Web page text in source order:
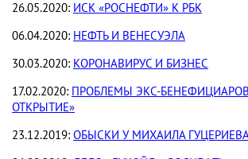
26.05.2020: ИСК «РОСНЕФТИ» К РБК
06.04.2020: НЕФТЬ И ВЕНЕСУЭЛА
30.03.2020: КОРОНАВИРУС И БИЗНЕС
17.02.2020: ПРОБЛЕМЫ ЭКС-
ОТКРЫТИЕ»
23.12.2019: ОБЫСКИ У МИХАИЛА